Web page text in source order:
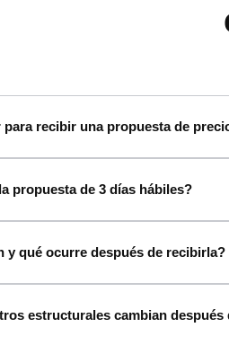
recibir una propuesta de
propuesta de 3 días hábiles?
y qué ocurre después de recibirla?
estructurales cambian después